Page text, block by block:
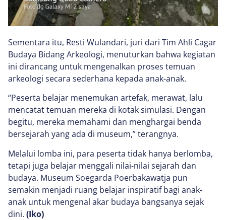
Sementara itu, Resti Wulandari, juri dari Tim Ahli Cagar
Budaya Bidang Arkeologi, menuturkan bahwa kegiatan
ini dirancang untuk mengenalkan proses temuan
arkeologi secara sederhana kepada anak-anak.
“Peserta belajar menemukan artefak, merawat, lalu
mencatat temuan mereka di kotak simulasi. Dengan
begitu, mereka memahami dan menghargai benda
bersejarah yang ada di museum,” terangnya.
Melalui lomba ini, para peserta tidak hanya berlomba,
tetapi juga belajar menggali nilai-nilai sejarah dan
budaya. Museum Soegarda Poerbakawatja pun
semakin menjadi ruang belajar inspiratif bagi anak-
anak untuk mengenal akar budaya bangsanya sejak
dini. (Iko)